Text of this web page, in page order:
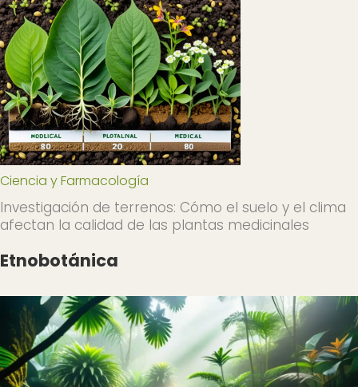
Ciencia y Farmacología
Investigación de terrenos: Cómo el suelo y el clima
afectan la calidad de las plantas medicinales
Etnobotánica